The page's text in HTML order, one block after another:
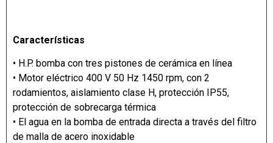
Características
• H.P. bomba con tres pistones de cerámica en línea
• Motor eléctrico 400 V 50 Hz 1450 rpm, con 2
rodamientos, aislamiento clase H, protección IP55,
protección de sobrecarga térmica
• El agua en la bomba de entrada directa a través del filtro
de malla de acero inoxidable